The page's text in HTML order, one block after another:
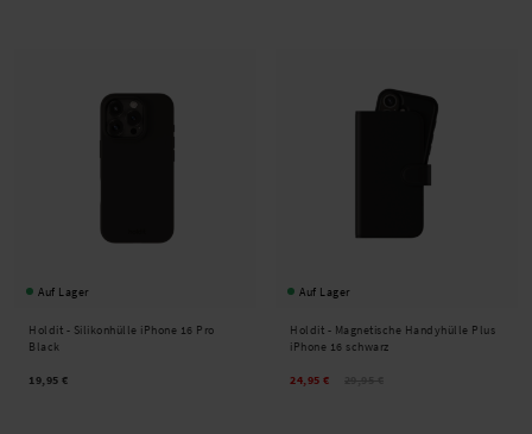
Auf Lager
Holdit - Silikonhülle iPhone 16 Pro
Black
19,95 €
Auf Lager
Holdit - Magnetische Handyhülle Plus
iPhone 16 schwarz
24,95 €